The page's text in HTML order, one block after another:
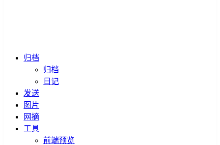
归档
归档
日记
发送
图片
网摘
工具
前端预览